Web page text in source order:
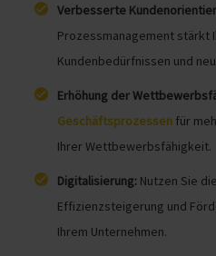
Verbesserte
Prozessmanagement stärkt
Kundenbedürfnissen und
Erhöhung der
Geschäftsprozessen für
Ihrer Wettbewerbsfähigkeit.
Digitalisierung: Nutzen Sie
Effizienzsteigerung und
Ihrem Unternehmen.